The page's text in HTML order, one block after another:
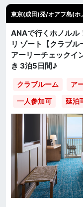
東京(成田)発/オアフ島(ホ
ANAで行くホノルル
リ ゾート【クラブ
アーリーチェックイ
き 3泊5日間♪
クラブルーム ア
一人参加可 延泊